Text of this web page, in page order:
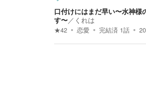
口付けにはまだ早い〜水神様
す〜／ くれは
★42 恋愛 完結済 1話